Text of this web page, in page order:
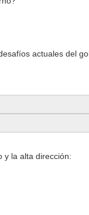
actuales del
y la alta dirección: